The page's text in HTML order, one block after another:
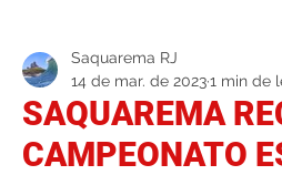
SAQUAREMA
CAMPEONATO
Saquarema RJ
14 de mar. de 20231 min de